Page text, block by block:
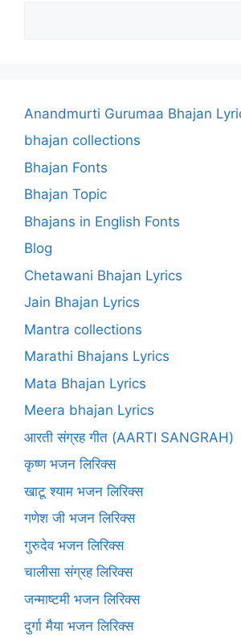
Anandmurti Gurumaa Bhajan
bhajan collections
Bhajan Fonts
Bhajan Topic
Bhajans in English Fonts
Blog
Chetawani Bhajan Lyrics
Jain Bhajan Lyrics
Mantra collections
Marathi Bhajans Lyrics
Mata Bhajan Lyrics
Meera bhajan Lyrics
आरती संग्रह गीत (AARTI SANGRAH)
कृष्ण भजन लिरिक्स
खाटू श्याम भजन लिरिक्स
गणेश जी भजन लिरिक्स
गुरुदेव भजन लिरिक्स
चालीसा संग्रह लिरिक्स
जन्माष्टमी भजन लिरिक्स
दुर्गा मैया भजन लिरिक्स